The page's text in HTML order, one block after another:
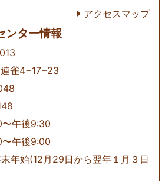
アクセスマップ
ンター情報
雀4−17−23
午後9:30
午後9:00
年始(12月29日から翌年１月３日